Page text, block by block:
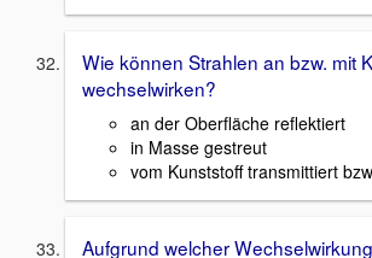
Wie können Strahlen an bzw. mit
wechselwirken?
an der Oberfläche reflektiert
in Masse gestreut
vom Kunststoff transmittiert
Aufgrund welcher